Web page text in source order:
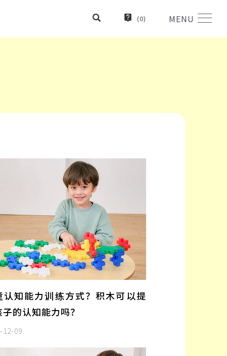
MENU
(0)
认知能力训练方式？积木可以提
的认知能力吗？
12-09